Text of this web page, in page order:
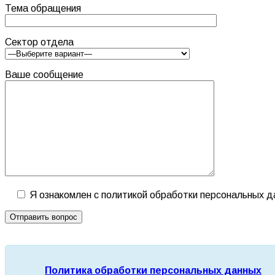
Тема обращения
Сектор отдела
Ваше сообщение
Я ознакомлен с политикой обработки персональных
Политика обработки персональных данных